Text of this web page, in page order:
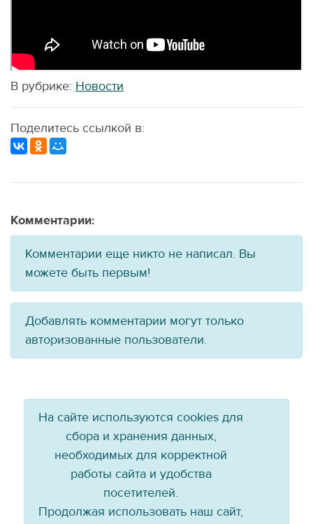
В рубрике: Новости
Поделитесь ссылкой в:
Комментарии:
Комментарии еще никто не написал. Вы
можете быть первым!
Добавлять комментарии могут только
авторизованные пользователи.
На сайте используются cookies для
сбора и хранения данных,
необходимых для корректной
работы сайта и удобства
посетителей.
Продолжая использовать наш сайт,